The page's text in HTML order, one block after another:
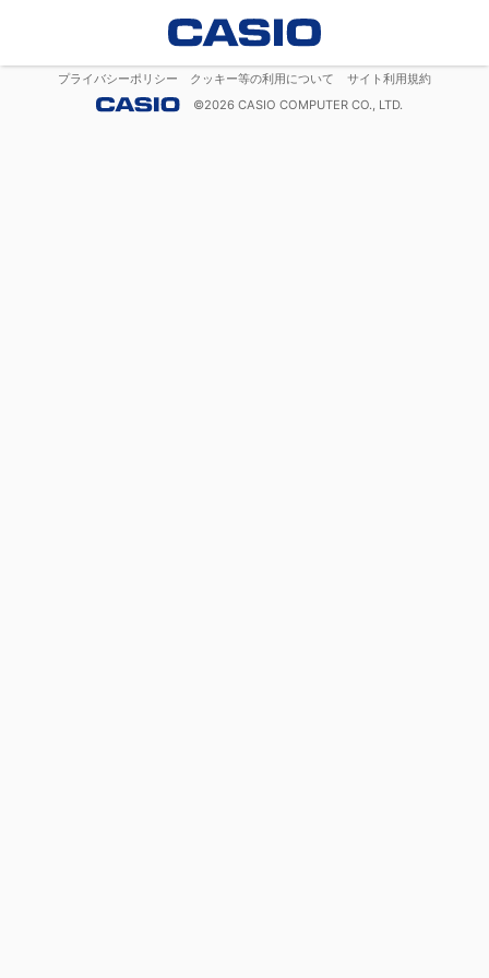
プライバシーポリシー クッキー等の利用について
サイト利用規約
©2026 CASIO COMPUTER CO., LTD.